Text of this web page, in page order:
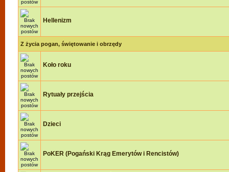
Hellenizm
Z życia pogan, świętowanie i obrzędy
Koło roku
Rytuały przejścia
Dzieci
PoKER (Pogański Krąg Emerytów i Rencistów)